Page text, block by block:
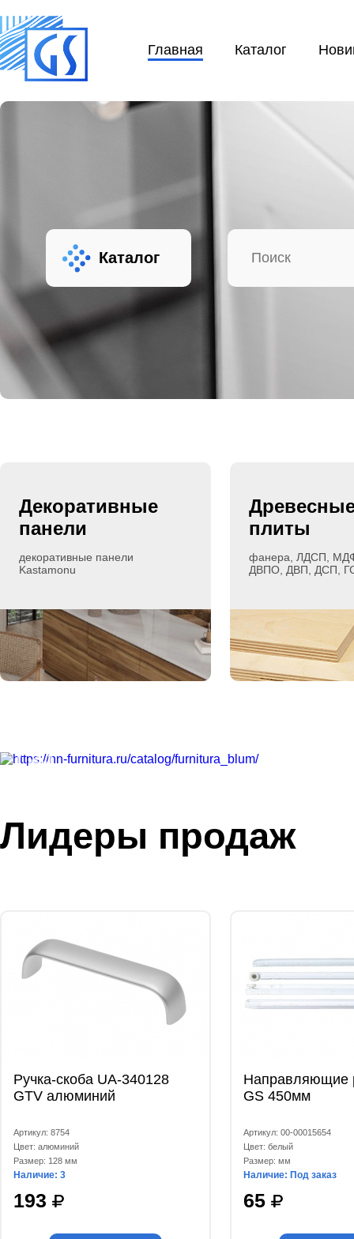
Главная Каталог
Каталог
Декоративные
панели
декоративные панели
Kastamonu
плиты
фанера ЛДСП
ДВПО ДВП ДСП
Лидеры продаж
Ручка-скоба UA-340128
GTV алюминий
Артикул: 8754
Цвет: алюминий
Размер: 128 мм
Наличие: 3
193
Направляющие
GS 450мм
Артикул: 00-00015654
Цвет: белый
Размер: мм
Наличие: Под заказ
65